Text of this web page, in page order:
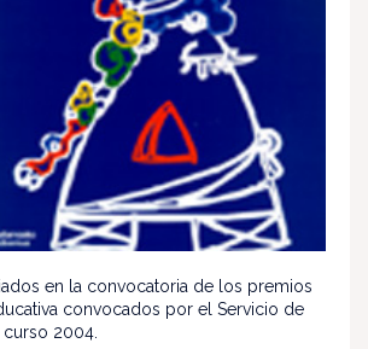
en la convocatoria de los premios
convocados por el Servicio de
2004.